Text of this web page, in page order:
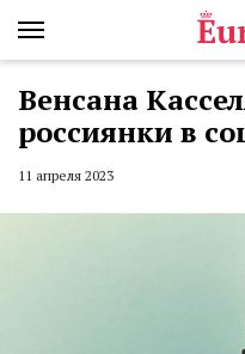
Венсана
россиянки в
11 апреля 2023